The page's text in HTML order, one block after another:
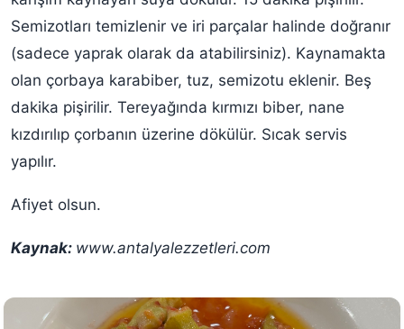
Semizotları temizlenir ve iri parçalar halinde doğranır
(sadece yaprak olarak da atabilirsiniz). Kaynamakta
olan çorbaya karabiber, tuz, semizotu eklenir. Beş
dakika pişirilir. Tereyağında kırmızı biber, nane
kızdırılıp çorbanın üzerine dökülür. Sıcak servis
yapılır.
Afiyet olsun.
Kaynak: www.antalyalezzetleri.com